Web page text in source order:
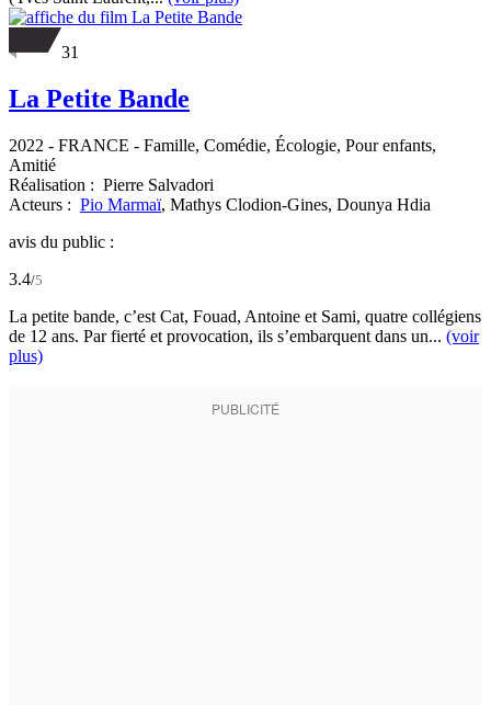
31
La Petite Bande
2022 - FRANCE - Famille, Comédie, Écologie, Pour enfants,
Amitié
Réalisation : Pierre Salvadori
Acteurs : Pio Marmaï, Mathys Clodion-Gines, Dounya Hdia
avis du public :
3.4/5
La petite bande, c’est Cat, Fouad, Antoine et Sami, quatre collégiens
de 12 ans. Par fierté et provocation, ils s’embarquent dans un... (voir
plus)